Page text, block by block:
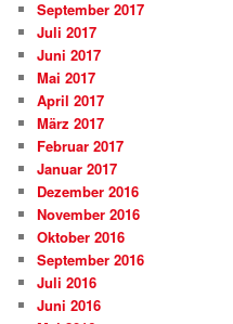
September 2017
Juli 2017
Juni 2017
Mai 2017
April 2017
März 2017
Februar 2017
Januar 2017
Dezember 2016
November 2016
Oktober 2016
September 2016
Juli 2016
Juni 2016